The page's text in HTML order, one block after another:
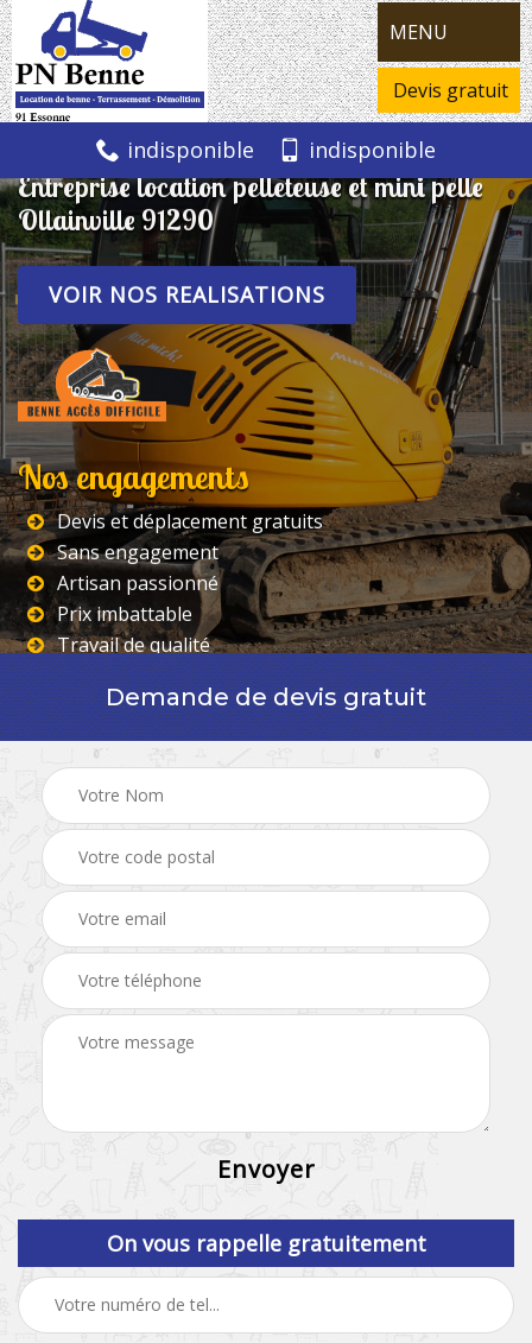
MENU
Devis gratuit
indisponible indisponible
Entreprise location pelleteuse et mini pelle
Ollainville 91290
VOIR NOS REALISATIONS
Nos engagements
Devis et déplacement gratuits
Sans engagement
Artisan passionné
Prix imbattable
Travail de qualité
Demande de devis gratuit
On vous rappelle gratuitement